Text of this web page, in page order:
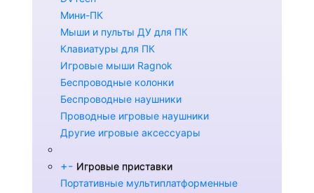
Мини-ПК
Мыши и пульты ДУ для ПК
Клавиатуры для ПК
Игровые мыши Ragnok
Беспроводные колонки
Беспроводные наушники
Проводные игровые наушники
Другие игровые аксессуары
+- Игровые приставки
Портативные мультиплатформенные